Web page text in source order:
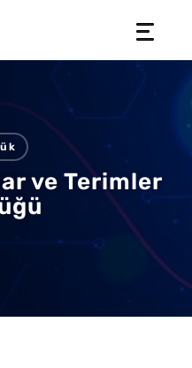
ve Terimler